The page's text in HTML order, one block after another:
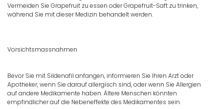
Vermeiden Sie Grapefruit zu essen oder Grapefruit-Saft zu trinken,
während Sie mit dieser Medizin behandelt werden.
Vorsichtsmassnahmen
Bevor Sie mit Sildenafil anfangen, informieren Sie Ihren Arzt oder
Apotheker, wenn Sie darauf allergisch sind, oder wenn Sie Allergien
auf andere Medikamente haben. Ältere Menschen könnten
empfindlicher auf die Nebeneffekte des Medikamentes sein.